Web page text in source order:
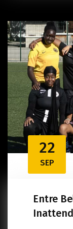
22
SEP
Entre